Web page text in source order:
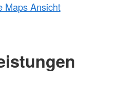
Maps Ansicht